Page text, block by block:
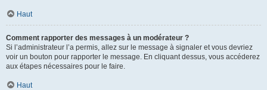
Haut
Comment rapporter des messages à un modérateur ?
Si l’administrateur l’a permis, allez sur le message à signaler et vous devriez
voir un bouton pour rapporter le message. En cliquant dessus, vous accéderez
aux étapes nécessaires pour le faire.
Haut